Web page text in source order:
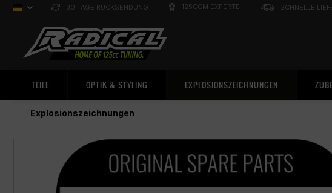
Deutsch
30 TAGE RÜCKSENDUNG 125CCM EXPERTE SCHNELLE
TEILE OPTIK & STYLING EXPLOSIONSZEICHNUNGEN
Explosionszeichnungen